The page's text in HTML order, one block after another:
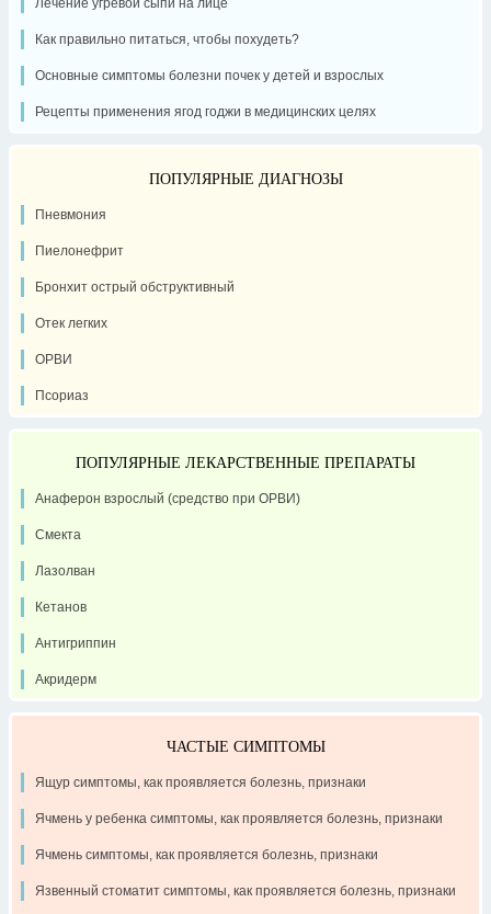
Как правильно питаться, чтобы похудеть?
Основные симптомы болезни почек у детей и взрослых
Рецепты применения ягод годжи в медицинских целях
ПОПУЛЯРНЫЕ ДИАГНОЗЫ
Пневмония
Пиелонефрит
Бронхит острый обструктивный
Отек легких
ОРВИ
Псориаз
ПОПУЛЯРНЫЕ ЛЕКАРСТВЕННЫЕ ПРЕПАРАТЫ
Анаферон взрослый (средство при ОРВИ)
Смекта
Лазолван
Кетанов
Антигриппин
Акридерм
ЧАСТЫЕ СИМПТОМЫ
Ящур симптомы, как проявляется болезнь, признаки
Ячмень у ребенка симптомы, как проявляется болезнь, признаки
Ячмень симптомы, как проявляется болезнь, признаки
Язвенный стоматит симптомы, как проявляется болезнь, признаки